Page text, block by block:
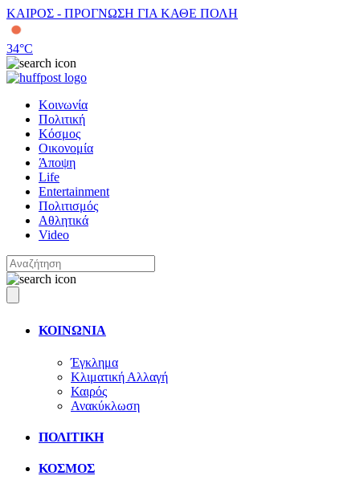
ΚΑΙΡΟΣ - ΠΡΟΓΝΩΣΗ ΓΙΑ ΚΑΘΕ ΠΟΛΗ
34°C
Κοινωνία
Πολιτική
Κόσμος
Οικονομία
Άποψη
Life
Entertainment
Πολιτισμός
Αθλητικά
Video
ΚΟΙΝΩΝΙΑ
Έγκλημα
Κλιματική Αλλαγή
Καιρός
Ανακύκλωση
ΠΟΛΙΤΙΚΗ
ΚΟΣΜΟΣ